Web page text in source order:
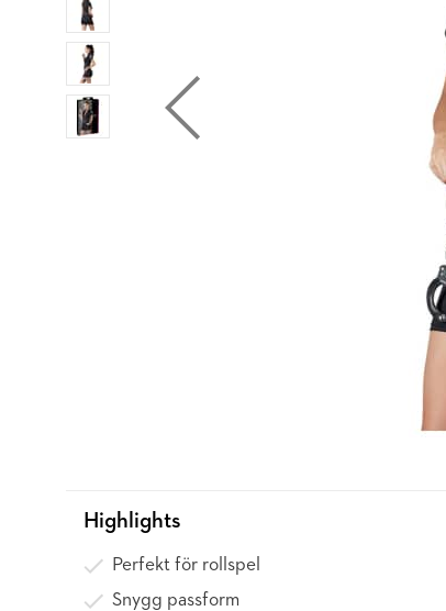
Highlights
Perfekt för rollspel
Snygg passform